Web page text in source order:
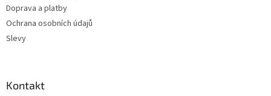
Doprava a platby
Ochrana osobních údajů
Slevy
Kontakt